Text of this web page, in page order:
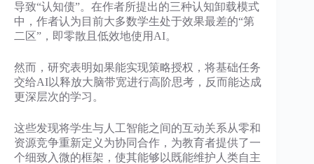
导致“认知债”。在作者所提出的三种认知卸载模式
中，作者认为目前大多数学生处于效果最差的“第
二区”，即零散且低效地使用AI。
然而，研究表明如果能实现策略授权，将基础任务
交给AI以释放大脑带宽进行高阶思考，反而能达成
更深层次的学习。
这些发现将学生与人工智能之间的互动关系从零和
资源竞争重新定义为协同合作，为教育者提供了一
个细致入微的框架，使其能够以既能维护人类自主